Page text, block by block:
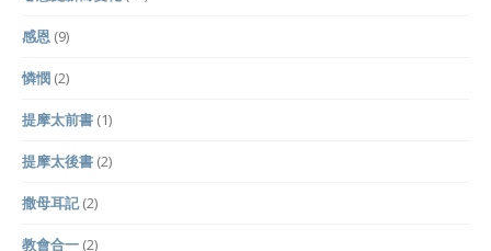
感恩 (9)
憐憫 (2)
提摩太前書 (1)
提摩太後書 (2)
撒母耳記(2)
教會合一 (2)